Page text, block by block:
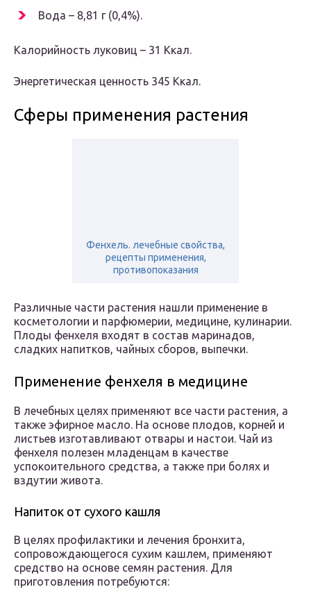
Вода – 8,81 г (0,4%).
Калорийность луковиц – 31 Ккал.
Энергетическая ценность 345 Ккал.
Сферы применения растения
Фенхель. лечебные свойства,
рецепты применения,
противопоказания
Различные части растения нашли применение в
косметологии и парфюмерии, медицине, кулинарии.
Плоды фенхеля входят в состав маринадов,
сладких напитков, чайных сборов, выпечки.
Применение фенхеля в медицине
В лечебных целях применяют все части растения, а
также эфирное масло. На основе плодов, корней и
листьев изготавливают отвары и настои. Чай из
фенхеля полезен младенцам в качестве
успокоительного средства, а также при болях и
вздутии живота.
Напиток от сухого кашля
В целях профилактики и лечения бронхита,
сопровождающегося сухим кашлем, применяют
средство на основе семян растения. Для
приготовления потребуются: